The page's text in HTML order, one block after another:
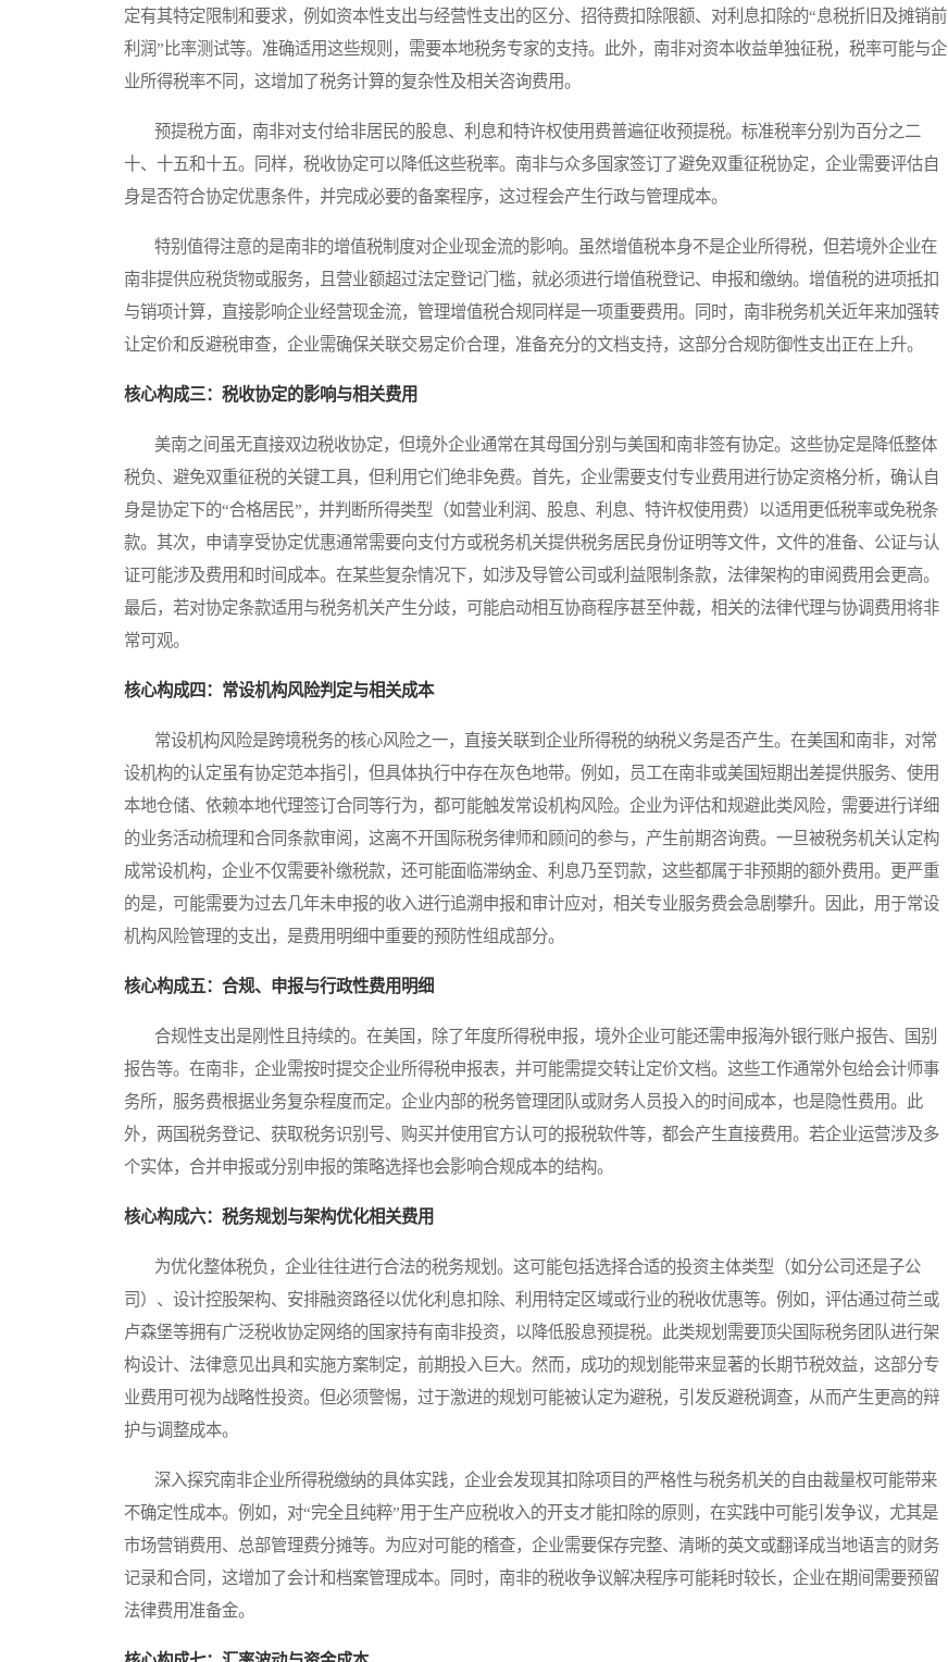
定有其特定限制和要求，例如资本性支出与经营性支出的区分、招待费扣除限额、对利息扣除的“息税折旧及摊销前
利润”比率测试等。准确适用这些规则，需要本地税务专家的支持。此外，南非对资本收益单独征税，税率可能与企
业所得税率不同，这增加了税务计算的复杂性及相关咨询费用。
预提税方面，南非对支付给非居民的股息、利息和特许权使用费普遍征收预提税。标准税率分别为百分之二
十、十五和十五。同样，税收协定可以降低这些税率。南非与众多国家签订了避免双重征税协定，企业需要评估自
身是否符合协定优惠条件，并完成必要的备案程序，这过程会产生行政与管理成本。
特别值得注意的是南非的增值税制度对企业现金流的影响。虽然增值税本身不是企业所得税，但若境外企业在
南非提供应税货物或服务，且营业额超过法定登记门槛，就必须进行增值税登记、申报和缴纳。增值税的进项抵扣
与销项计算，直接影响企业经营现金流，管理增值税合规同样是一项重要费用。同时，南非税务机关近年来加强转
让定价和反避税审查，企业需确保关联交易定价合理，准备充分的文档支持，这部分合规防御性支出正在上升。
核心构成三：税收协定的影响与相关费用
美南之间虽无直接双边税收协定，但境外企业通常在其母国分别与美国和南非签有协定。这些协定是降低整体
税负、避免双重征税的关键工具，但利用它们绝非免费。首先，企业需要支付专业费用进行协定资格分析，确认自
身是协定下的“合格居民”，并判断所得类型（如营业利润、股息、利息、特许权使用费）以适用更低税率或免税条
款。其次，申请享受协定优惠通常需要向支付方或税务机关提供税务居民身份证明等文件，文件的准备、公证与认
证可能涉及费用和时间成本。在某些复杂情况下，如涉及导管公司或利益限制条款，法律架构的审阅费用会更高。
最后，若对协定条款适用与税务机关产生分歧，可能启动相互协商程序甚至仲裁，相关的法律代理与协调费用将非
常可观。
核心构成四：常设机构风险判定与相关成本
常设机构风险是跨境税务的核心风险之一，直接关联到企业所得税的纳税义务是否产生。在美国和南非，对常
设机构的认定虽有协定范本指引，但具体执行中存在灰色地带。例如，员工在南非或美国短期出差提供服务、使用
本地仓储、依赖本地代理签订合同等行为，都可能触发常设机构风险。企业为评估和规避此类风险，需要进行详细
的业务活动梳理和合同条款审阅，这离不开国际税务律师和顾问的参与，产生前期咨询费。一旦被税务机关认定构
成常设机构，企业不仅需要补缴税款，还可能面临滞纳金、利息乃至罚款，这些都属于非预期的额外费用。更严重
的是，可能需要为过去几年未申报的收入进行追溯申报和审计应对，相关专业服务费会急剧攀升。因此，用于常设
机构风险管理的支出，是费用明细中重要的预防性组成部分。
核心构成五：合规、申报与行政性费用明细
合规性支出是刚性且持续的。在美国，除了年度所得税申报，境外企业可能还需申报海外银行账户报告、国别
报告等。在南非，企业需按时提交企业所得税申报表，并可能需提交转让定价文档。这些工作通常外包给会计师事
务所，服务费根据业务复杂程度而定。企业内部的税务管理团队或财务人员投入的时间成本，也是隐性费用。此
外，两国税务登记、获取税务识别号、购买并使用官方认可的报税软件等，都会产生直接费用。若企业运营涉及多
个实体，合并申报或分别申报的策略选择也会影响合规成本的结构。
核心构成六：税务规划与架构优化相关费用
为优化整体税负，企业往往进行合法的税务规划。这可能包括选择合适的投资主体类型（如分公司还是子公
司）、设计控股架构、安排融资路径以优化利息扣除、利用特定区域或行业的税收优惠等。例如，评估通过荷兰或
卢森堡等拥有广泛税收协定网络的国家持有南非投资，以降低股息预提税。此类规划需要顶尖国际税务团队进行架
构设计、法律意见出具和实施方案制定，前期投入巨大。然而，成功的规划能带来显著的长期节税效益，这部分专
业费用可视为战略性投资。但必须警惕，过于激进的规划可能被认定为避税，引发反避税调查，从而产生更高的辩
护与调整成本。
深入探究南非企业所得税缴纳的具体实践，企业会发现其扣除项目的严格性与税务机关的自由裁量权可能带来
不确定性成本。例如，对“完全且纯粹”用于生产应税收入的开支才能扣除的原则，在实践中可能引发争议，尤其是
市场营销费用、总部管理费分摊等。为应对可能的稽查，企业需要保存完整、清晰的英文或翻译成当地语言的财务
记录和合同，这增加了会计和档案管理成本。同时，南非的税收争议解决程序可能耗时较长，企业在期间需要预留
法律费用准备金。